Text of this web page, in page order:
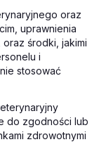
oraz
uprawnienia
środki, jakimi
i
stosować
do zgodności lub
zdrowotnymi